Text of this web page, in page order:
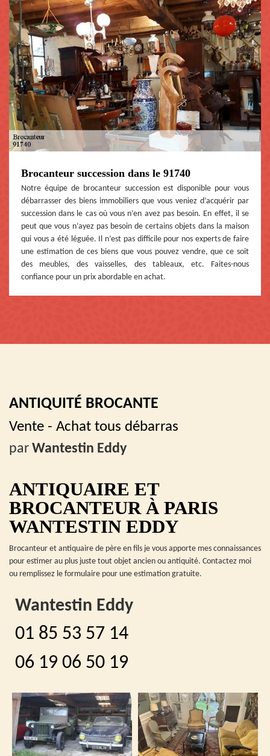
Brocanteur succession dans le 91740
Notre équipe de brocanteur succession est disponible pour vous
débarrasser des biens immobiliers que vous veniez d’acquérir par
succession dans le cas où vous n’en avez pas besoin. En effet, il se
peut que vous n’ayez pas besoin de certains objets dans la maison
qui vous a été léguée. Il n’est pas difficile pour nos experts de faire
une estimation de ces biens que vous pouvez vendre, que ce soit
des meubles, des vaisselles, des tableaux, etc. Faites-nous
confiance pour un prix abordable en achat.
ANTIQUITÉ BROCANTE
Vente - Achat tous débarras
par Wantestin Eddy
ANTIQUAIRE ET
BROCANTEUR À PARIS
WANTESTIN EDDY
Brocanteur et antiquaire de père en fils je vous apporte mes connaissances
pour estimer au plus juste tout objet ancien ou antiquité. Contactez moi
ou remplissez le formulaire pour une estimation gratuite.
Wantestin Eddy
01 85 53 57 14
06 19 06 50 19